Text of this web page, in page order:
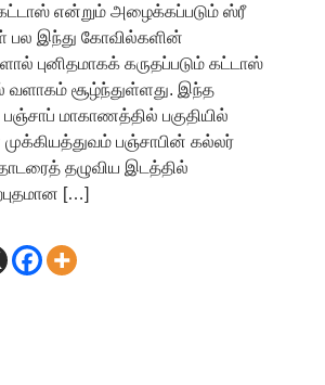
என்றும் அழைக்கப்படும் ஸ்ரீ
பல இந்து கோவில்களின்
புனிதமாகக் கருதப்படும் கட்டாஸ்
சூழ்ந்துள்ளது. இந்த
மாகாணத்தில் பகுதியில்
பஞ்சாபின் கல்லர்
தழுவிய இடத்தில்
[…]